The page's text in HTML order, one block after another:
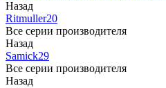
Назад
Ritmuller20
Все серии производителя
Назад
Samick29
Все серии производителя
Назад